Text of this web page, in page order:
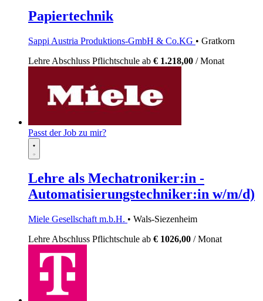
Papiertechnik
Sappi Austria Produktions-GmbH & Co.KG • Gratkorn
Lehre Abschluss Pflichtschule ab € 1.218,00 / Monat
Passt der Job zu mir?
Lehre als Mechatroniker:in -
Automatisierungstechniker:in w/m/d)
Miele Gesellschaft m.b.H. • Wals-Siezenheim
Lehre Abschluss Pflichtschule ab € 1026,00 / Monat